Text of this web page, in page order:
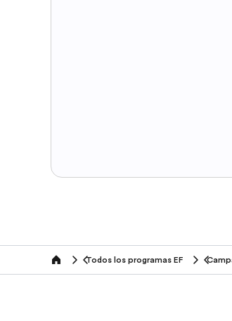
home Todos los programas EF